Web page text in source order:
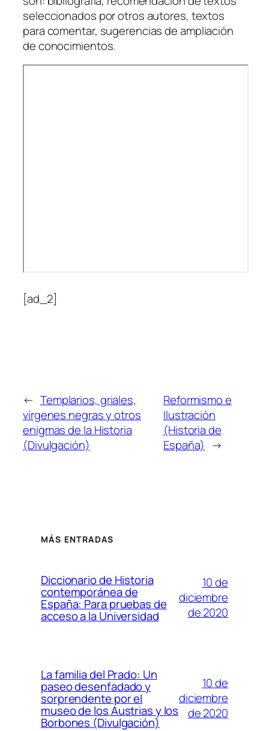
seleccionados por otros autores, textos
para comentar, sugerencias de ampliación
de conocimientos.
[ad_2]
← Templarios, griales,
vírgenes negras y otros
enigmas de la Historia
(Divulgación)
Reformismo e
Ilustración
(Historia de
España) →
MÁS ENTRADAS
Diccionario de Historia
contemporánea de
España: Para pruebas de
acceso a la Universidad
10 de
diciembre
de 2020
La familia del Prado: Un
paseo desenfadado y
sorprendente por el
museo de los Austrias y los
Borbones (Divulgación)
10 de
diciembre
de 2020